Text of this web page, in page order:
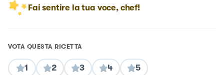
Fai sentire la tua voce, chef!
VOTA QUESTA RICETTA
1 2 3 4 5